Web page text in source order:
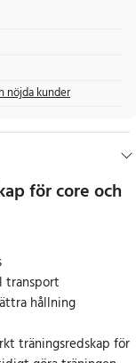
nöjda kunder
för core och
transport
hållning
träningsredskap för